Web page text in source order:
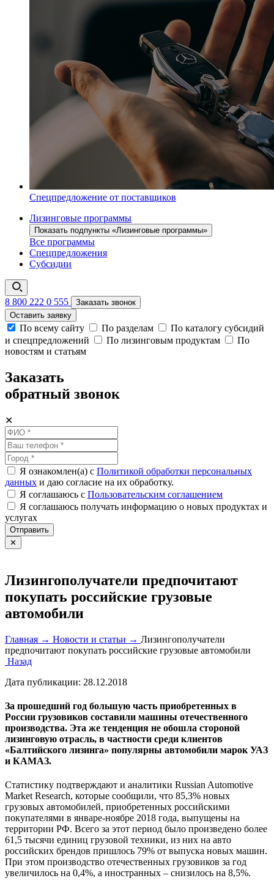
Спецпредложение от поставщиков
Лизинговые программы
Показать подпункты «Лизинговые программы»
Все программы
Спецпредложения
Субсидии
8 800 222 0 555
Заказать звонок
Оставить заявку
По всему сайту По разделам
По каталогу субсидий
и спецпредложений
По лизинговым продуктам
По
новостям и статьям
Заказать
обратный звонок
✕
Я ознакомлен(а) с Политикой обработки персональных
данных и даю согласие на их обработку.
Я соглашаюсь c Пользовательским соглашением
Я соглашаюсь получать информацию о новых продуктах и
услугах
Отправить
✕
Лизингополучатели предпочитают
покупать российские грузовые
автомобили
Главная → Новости и статьи → Лизингополучатели
предпочитают покупать российские грузовые автомобили
Назад
Дата публикации: 28.12.2018
За прошедший год большую часть приобретенных в
России грузовиков составили машины отечественного
производства. Эта же тенденция не обошла стороной
лизинговую отрасль, в частности среди клиентов
«Балтийского лизинга» популярны автомобили марок УАЗ
и КАМАЗ.
Статистику подтверждают и аналитики Russian Automotive
Market Research, которые сообщили, что 85,3% новых
грузовых автомобилей, приобретенных российскими
покупателями в январе-ноябре 2018 года, выпущены на
территории РФ. Всего за этот период было произведено более
61,5 тысячи единиц грузовой техники, из них на авто
российских брендов пришлось 79% от выпуска новых машин.
При этом производство отечественных грузовиков за год
увеличилось на 0,4%, а иностранных – снизилось на 8,5%.